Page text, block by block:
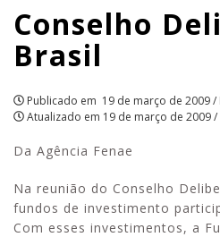
|
APCEF/SP
Conselho
Brasil
Publicado em 19 de março de 2009 /
Atualizado em 19 de março de 2009 /
Da Agência Fenae
Na reunião do Conselho
fundos de investimento
Com esses investimentos, a